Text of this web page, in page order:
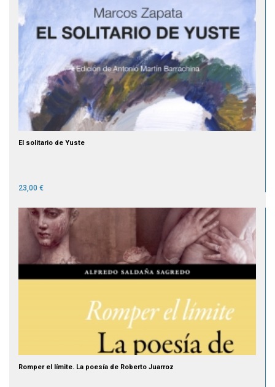
El solitario de Yuste
23,00 €
Romper el límite. La poesía de Roberto Juarroz